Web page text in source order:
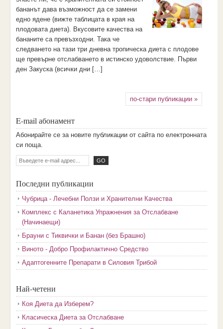
бананът дава възможност да се замени
едно ядене (вижте таблицата в края на
плодовата диета). Вкусовите качества на
бананите са превъзходни. Така че
следването на тази три дневна тропическа диета с плодове
ще превърне отслабването в истинско удоволствие. Първи
ден Закуска (всички дни […]
по-стари публикации »
E-mail абонамент
Aбoниpaйтe ce зa нoвитe пyбликaции oт caйтa пo eлeктpoннaтa
cи пoщa.
Последни публикации
Чубрица - Лечебни Ползи и Хранителни Качества
Комплекс с Каланетика Упражнения за Отслабване
(Начинаещи)
Брауни с Тиквички и Банан (без Брашно)
Виното - Добро Профилактично Средство
Адаптогенните Препарати в Силовия Трибой
Най-четени
Коя Диета да Изберем?
Класическа Диета за Отслабване